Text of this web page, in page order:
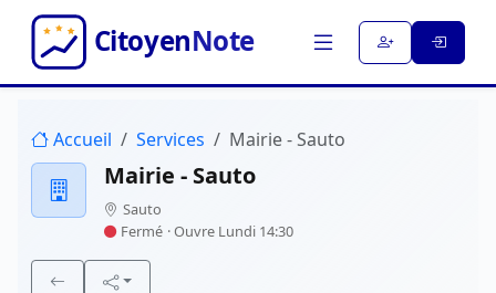
Accueil Services Mairie - Sauto
Mairie - Sauto
Sauto
Fermé · Ouvre Lundi 14:30